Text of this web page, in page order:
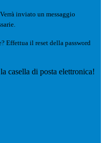
Verrà inviato un messaggio
Effettua il reset della password
casella di posta elettronica!